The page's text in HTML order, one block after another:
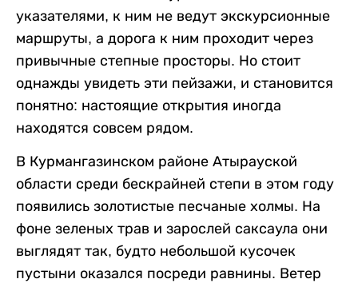
указателями, к ним не ведут экскурсионные
маршруты, а дорога к ним проходит через
привычные степные просторы. Но стоит
однажды увидеть эти пейзажи, и становится
понятно: настоящие открытия иногда
находятся совсем рядом.
В Курмангазинском районе Атырауской
области среди бескрайней степи в этом году
появились золотистые песчаные холмы. На
фоне зеленых трав и зарослей саксаула они
выглядят так, будто небольшой кусочек
пустыни оказался посреди равнины. Ветер